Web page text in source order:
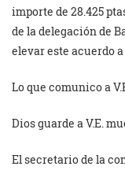
importe de 28.425
de la delegación de
elevar este acuerdo
Lo que comunico a
Dios guarde a V.E.
El secretario de la